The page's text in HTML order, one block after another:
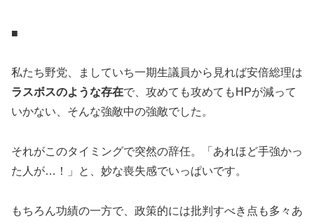
■
私たち野党、ましていち一期生議員から見れば安倍総理は
ラスボスのような存在で、攻めても攻めてもHPが減って
いかない、そんな強敵中の強敵でした。
それがこのタイミングで突然の辞任。「あれほど手強かっ
た人が…！」と、妙な喪失感でいっぱいです。
もちろん功績の一方で、政策的には批判すべき点も多々あ